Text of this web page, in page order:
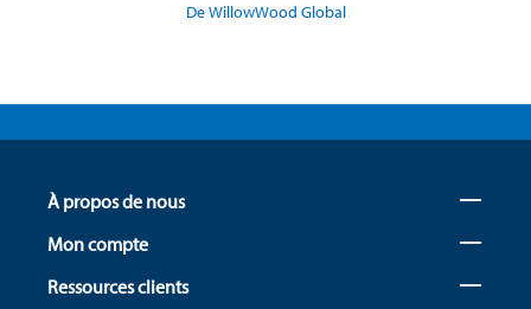
De WillowWood Global
À propos de nous
Mon compte
Ressources clients